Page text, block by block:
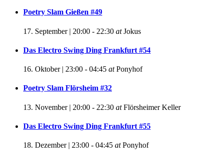
Poetry Slam Gießen #49
17. September | 20:00 - 22:30 atJokus
Das Electro Swing Ding Frankfurt #54
16. Oktober | 23:00 - 04:45 atPonyhof
Poetry Slam Flörsheim #32
13. November | 20:00 - 22:30 atFlörsheimer Keller
Das Electro Swing Ding Frankfurt #55
18. Dezember | 23:00 - 04:45 atPonyhof